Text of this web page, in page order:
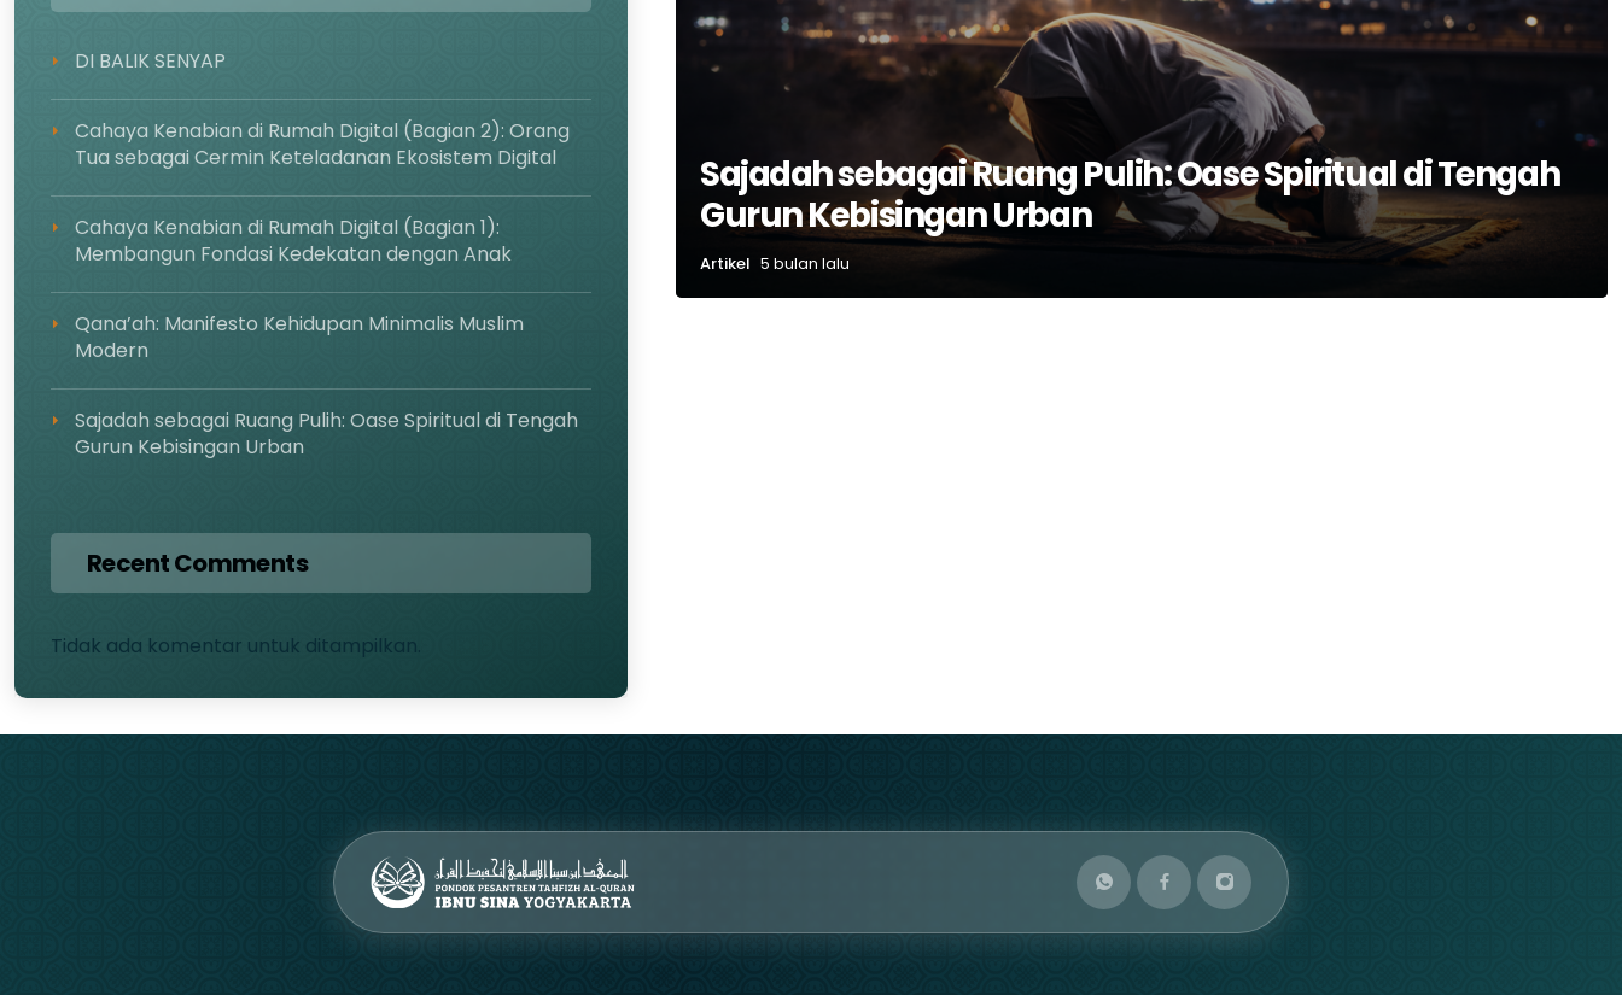
DI BALIK SENYAP
Cahaya Kenabian di Rumah Digital (Bagian 2): Orang
Tua sebagai Cermin Keteladanan Ekosistem Digital
Cahaya Kenabian di Rumah Digital (Bagian 1):
Membangun Fondasi Kedekatan dengan Anak
Qana’ah: Manifesto Kehidupan Minimalis Muslim
Modern
Sajadah sebagai Ruang Pulih: Oase Spiritual di Tengah
Gurun Kebisingan Urban
Recent Comments
Tidak ada komentar untuk ditampilkan.
Sajadah sebagai Ruang Pulih: Oase Spiritual di Tengah
Gurun Kebisingan Urban
Artikel 5 bulan lalu